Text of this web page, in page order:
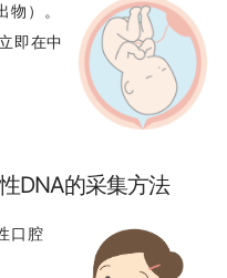
）。
即在中
DNA的采集方法
口腔